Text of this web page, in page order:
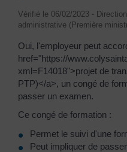
Vérifié le 06/02/2023 -
administrative (Première
Oui, l'employeur peut
href="https://
xml=F14018">projet de
PTP)</a>, un congé de
passer un examen.
Ce congé de formation :
Permet le suivi d'une
Peut impliquer de